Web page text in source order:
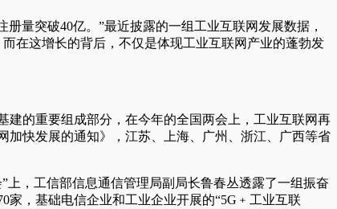
量突破40亿。”最近披露的一组工业互联网发展数据，
在这增长的背后，不仅是体现工业互联网产业的蓬勃发
的重要组成部分，在今年的全国两会上，工业互联网再
快发展的通知》，江苏、上海、广州、浙江、广西等省
，工信部信息通信管理局副局长鲁春丛透露了一组振奋
，基础电信企业和工业企业开展的“5G﹢工业互联